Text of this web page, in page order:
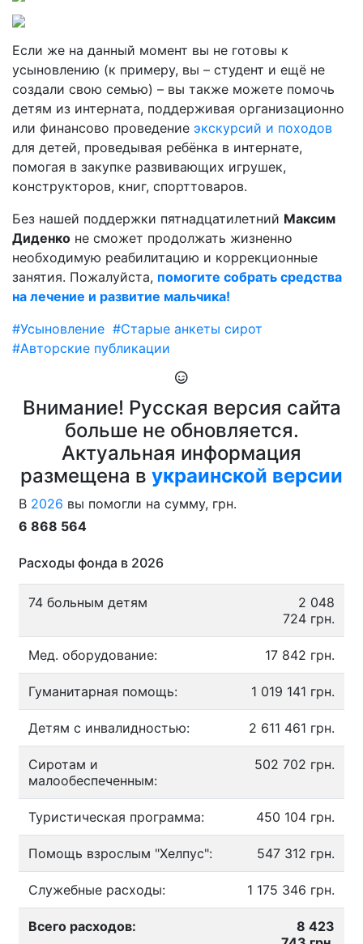
Если же на данный момент вы не готовы к
усыновлению (к примеру, вы – студент и ещё не
создали свою семью) – вы также можете помочь
детям из интерната, поддерживая организационно
или финансово проведение экскурсий и походов
для детей, проведывая ребёнка в интернате,
помогая в закупке развивающих игрушек,
конструкторов, книг, спорттоваров.
Без нашей поддержки пятнадцатилетний Максим
Диденко не сможет продолжать жизненно
необходимую реабилитацию и коррекционные
занятия. Пожалуйста, помогите собрать средства
на лечение и развитие мальчика!
#Усыновление #Старые анкеты сирот
#Авторские публикации
Внимание! Русская версия сайта
больше не обновляется.
Актуальная информация
размещена в украинской версии
В 2026 вы помогли на сумму, грн.
6 868 564
Расходы фонда в 2026
74 больным детям
2 048
724 грн.
Мед. оборудование: 17 842 грн.
Гуманитарная помощь: 1 019 141 грн.
Детям с инвалидностью: 2 611 461 грн.
Сиротам и
малообеспеченным:
502 702 грн.
Туристическая программа: 450 104 грн.
Помощь взрослым "Хелпус": 547 312 грн.
Служебные расходы: 1 175 346 грн.
Всего расходов:
8 423